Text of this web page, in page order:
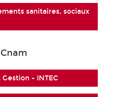
sanitaires, sociaux
- INTEC